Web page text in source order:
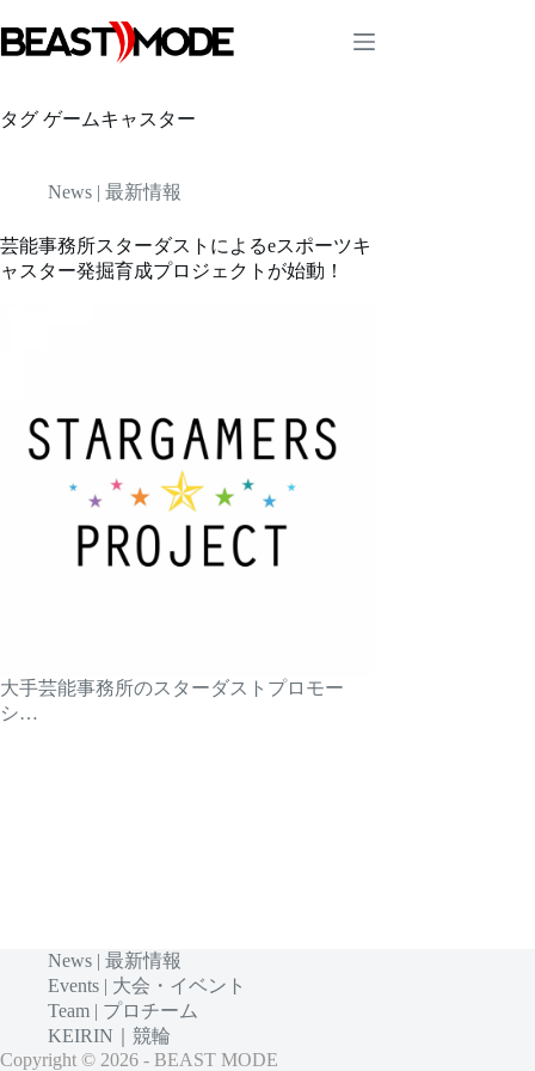
ン
テ
ツ
へ
プ
タグ ゲームキャスター
News | 最新情報
芸能事務所スターダストによるeスポーツキ
ャスター発掘育成プロジェクトが始動！
大手芸能事務所のスターダストプロモー
シ…
News | 最新情報
Events | 大会・イベント
Team | プロチーム
KEIRIN｜競輪
Copyright © 2026 - BEAST MODE